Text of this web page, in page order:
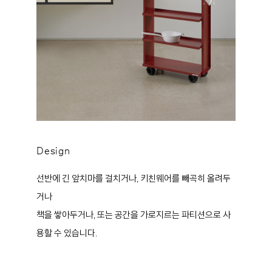
Design
선반에 긴 앞치마를 걸치거나, 키친웨어를 빼곡히 올려두
거나
책을 쌓아두거나, 또는 공간을 가로지르는 파티션으로 사
용할 수 있습니다.